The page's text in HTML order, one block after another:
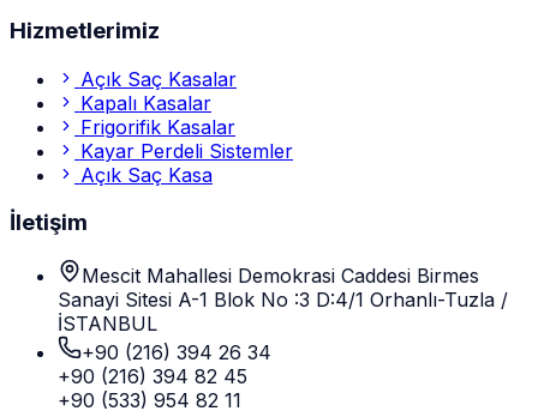
Hizmetlerimiz
Açık Saç Kasalar
Kapalı Kasalar
Frigorifik Kasalar
Kayar Perdeli Sistemler
Açık Saç Kasa
İletişim
Mescit Mahallesi Demokrasi Caddesi Birmes
Sanayi Sitesi A-1 Blok No :3 D:4/1 Orhanlı-Tuzla /
İSTANBUL
+90 (216) 394 26 34
+90 (216) 394 82 45
+90 (533) 954 82 11